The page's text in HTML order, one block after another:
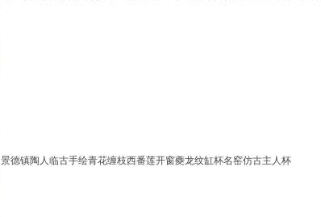
景德镇陶人临古手绘青花缠枝西番莲开窗夔龙纹缸杯名窑仿古主人杯